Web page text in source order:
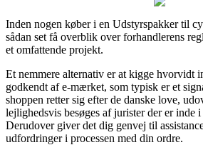
Inden nogen køber i en Udstyrspakker til
sådan set få overblik over forhandlerens
et omfattende projekt.
Et nemmere alternativ er at kigge hvorvidt
godkendt af e-mærket, som typisk er et
shoppen retter sig efter de danske love,
lejlighedsvis besøges af jurister der er inde
Derudover giver det dig genvej til
udfordringer i processen med din ordre.